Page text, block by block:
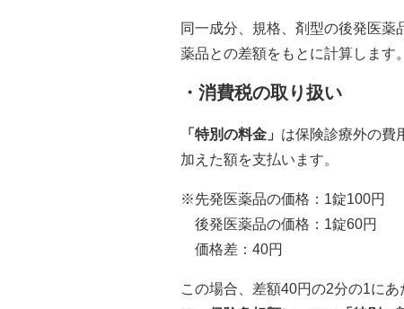
同一成分、規格、剤型の後発医
薬品との差額をもとに計算します。
・消費税の取り扱い
「特別の料金」 は保険診療外の費
加えた額を支払います。
※先発医薬品の価格：1錠100円
後発医薬品の価格：1錠60円
価格差：40円
この場合、差額40円の2分の1にあ